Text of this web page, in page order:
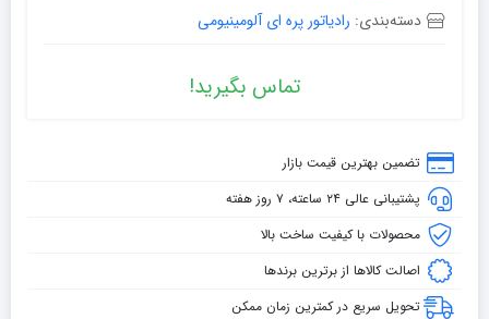
دسته‌بندی: رادیاتور پره ای آلومینیومی
تماس بگیرید!
تضمین بهترین قیمت بازار
پشتیبانی عالی ۲۴ ساعته، ۷ روز هفته
محصولات با کیفیت ساخت بالا
اصالت کالاها از برترین برندها
تحویل سریع در کمترین زمان ممکن